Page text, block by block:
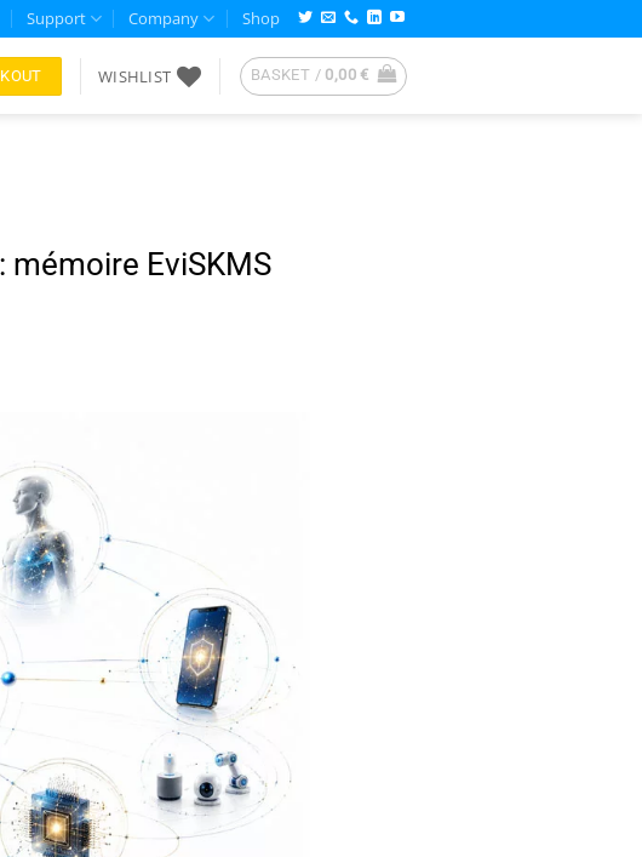
Support Company Shop
WISHLIST BASKET / 0,00€
EviSKMS